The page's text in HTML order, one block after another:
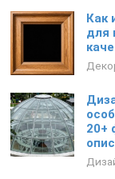
Как
для
20+